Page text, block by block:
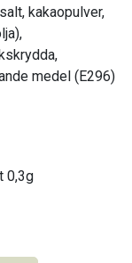
kakaopulver,
medel (E296)
0,3g